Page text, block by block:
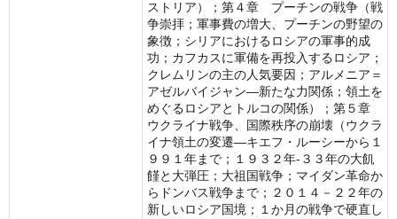
ストリア）；第４章 プーチンの戦争（戦
争崇拝；軍事費の増大、プーチンの野望の
象徴；シリアにおけるロシアの軍事的成
功；カフカスに軍備を再投入するロシア；
クレムリンの主の人気要因；アルメニア＝
アゼルバイジャン―新たな力関係；領土を
めぐるロシアとトルコの関係）；第５章
ウクライナ戦争、国際秩序の崩壊（ウクラ
イナ領土の変遷―キエフ・ルーシーから１
９９１年まで；１９３２年‐３３年の大飢
饉と大弾圧；大祖国戦争；マイダン革命か
らドンバス戦争まで；２０１４－２２年の
新しいロシア国境；１か月の戦争で硬直し